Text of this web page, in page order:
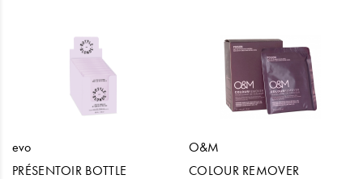
evo
PRÉSENTOIR BOTTLE
O&M
COLOUR REMOVER